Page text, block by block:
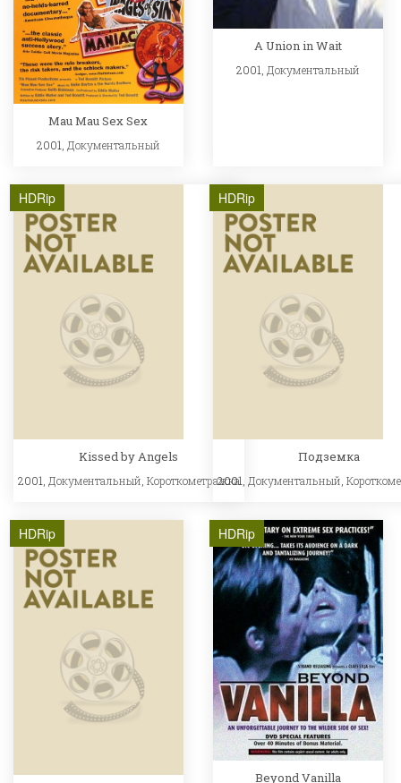
Mau Mau Sex Sex
2001, Документальный
A Union in Wait
2001,Документальный
HDRip
Kissed by Angels
2001, Документальный Короткометражка
HDRip
Подземка
2001, Документальный ,
HDRip HDRip
Beyond Vanilla